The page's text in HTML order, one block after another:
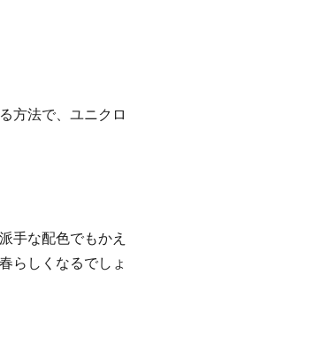
方法で、ユニクロ
手な配色でもかえ
らしくなるでしょ